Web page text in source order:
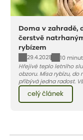
Doma v zahradě,
čerstvě
rybízem
29.4.2021
10
Hřejivé teplo letního
obzoru. Mísa rybízu, do
přibývá jedna radost.
vnese neuvěřitelný klid
bezstarostnosti dětství
celý článek